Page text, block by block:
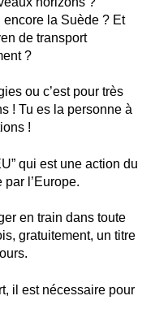
encore la Suède ? Et
de transport
?
ou c’est pour très
! Tu es la personne à
!
qui est une action du
l’Europe.
en train dans toute
gratuitement, un titre
il est nécessaire pour